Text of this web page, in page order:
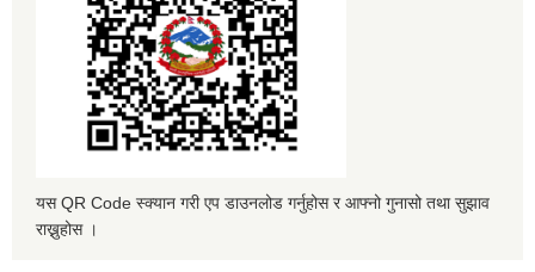
यस QR Code स्क्यान गरी एप डाउनलोड गर्नुहोस र आफ्नो गुनासो तथा सुझाव
राख्नुहोस ।